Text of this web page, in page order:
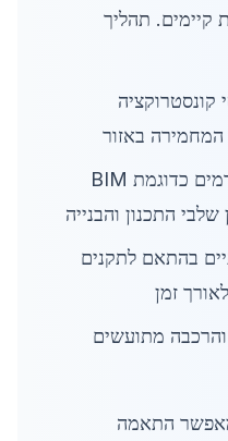
קיימים. תהליך
קונסטרוקציה
המחמירה באזור
שימוש בכלי תכנון מתקדמים כדוגמת BIM
התכנון והבנייה
בהתאם לתקנים
זמן
והרכבה מתועשים
התאמה